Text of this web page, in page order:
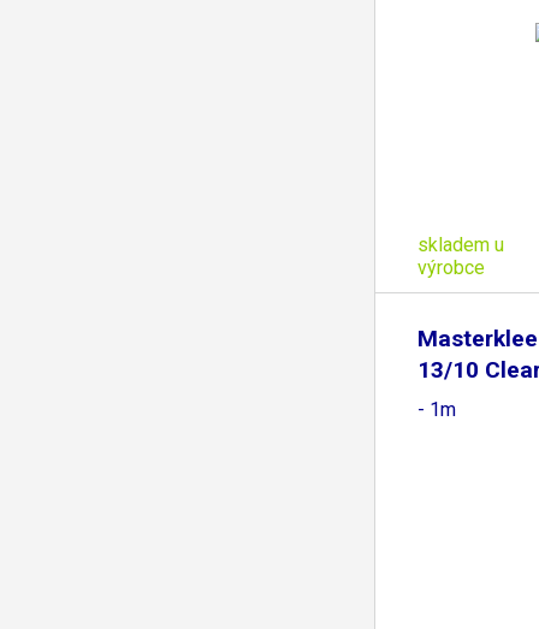
skladem u
výrobce
13/10
- 1m